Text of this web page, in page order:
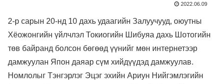
2022.06.09
2-р сарын 20-нд 10 дахь удаагийн Залуучууд, оюутны
Хёожонгийн үйлчлэл Токиогийн Шибуяа дахь Шотогийн
төв байранд болсон бөгөөд үүнийг мөн интернетээр
дамжуулан Япон даяар сүм хийдүүдэд дамжуулав.
Номлолыг Тэнгэрлэг Эцэг эхийн Ариун Нийгэмлэгийн